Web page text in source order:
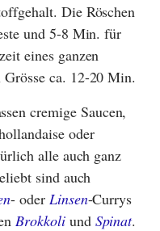
Die Röschen
und 5-8 Min. für
eines ganzen
ca. 12-20 Min.
cremige Saucen,
oder
alle auch ganz
sind auch
- oder Linsen-Currys
Brokkoliund Spinat.